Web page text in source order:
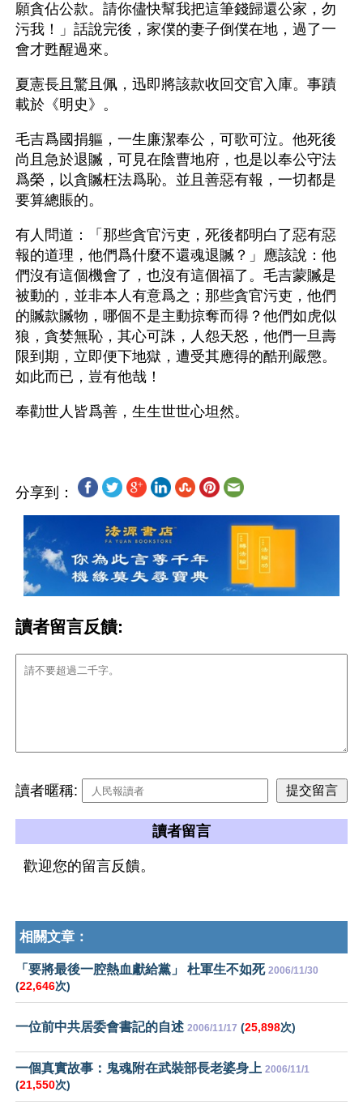
願貪佔公款。請你儘快幫我把這筆錢歸還公家，勿
污我！」話說完後，家僕的妻子倒僕在地，過了一
會才甦醒過來。
夏憲長且驚且佩，迅即將該款收回交官入庫。事蹟
載於《明史》。
毛吉爲國捐軀，一生廉潔奉公，可歌可泣。他死後
尚且急於退贓，可見在陰曹地府，也是以奉公守法
爲榮，以貪贓枉法爲恥。並且善惡有報，一切都是
要算總賬的。
有人問道：「那些貪官污吏，死後都明白了惡有惡
報的道理，他們爲什麼不還魂退贓？」應該說：他
們沒有這個機會了，也沒有這個福了。毛吉蒙贓是
被動的，並非本人有意爲之；那些貪官污吏，他們
的贓款贓物，哪個不是主動掠奪而得？他們如虎似
狼，貪婪無恥，其心可誅，人怨天怒，他們一旦壽
限到期，立即便下地獄，遭受其應得的酷刑嚴懲。
如此而已，豈有他哉！
分享到：
讀者留言反饋:
讀者暱稱:
讀者留言
歡迎您的留言反饋。
相關文章：
「要將最後一腔熱血獻給黨」 杜軍生不如死 2006/11/30
(22,646次)
一位前中共居委會書記的自述 2006/11/17 (25,898次)
一個真實故事：鬼魂附在武裝部長老婆身上 2006/11/1
(21,550次)